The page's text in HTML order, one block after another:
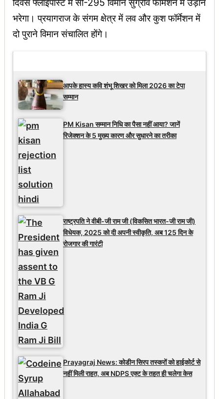
भरेगा। प्रयागराज के संगम क्षेत्र में लव और कुश फॉर्मेशन में
दो पुराने विमान संचालित होंगे।
आपके हास्य कवि शंभू शिखर को मिला 2026 का टेपा
सम्मान
PM Kisan सम्मान निधि का पैसा नहीं आया? जानें
रिजेक्शन के 5 मुख्य कारण और सुधारने का तरीका
राष्ट्रपति ने वीबी-जी राम जी (विकसित भारत-जी राम जी)
विधेयक, 2025 को दी अपनी स्वीकृति, अब 125 दिन के
रोजगार की गारंटी
Prayagraj News: कोडीन सिरप तस्करों को हाईकोर्ट से
नहीं मिली राहत, अब NDPS एक्ट के तहत ही चलेगा केस